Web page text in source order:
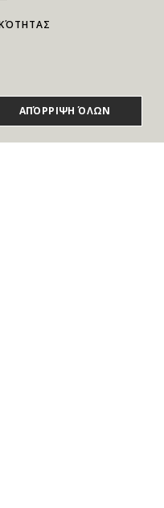
ΤΟ
τους Διαγωνισμούς, τα
Νέες Δωροεπιταγές
ΑΠΌΡΡΙΨΗ ΌΛΩΝ